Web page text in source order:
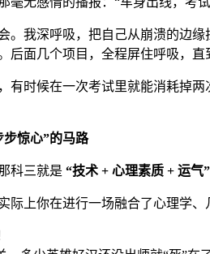
。我深呼吸，把自己从崩溃的边
后面几个项目，全程屏住呼吸，
有时候在一次考试里就能消耗掉
惊心”的马路
科三就是 “技术 + 心理素质 + 运气”
际上你在进行一场融合了心理学